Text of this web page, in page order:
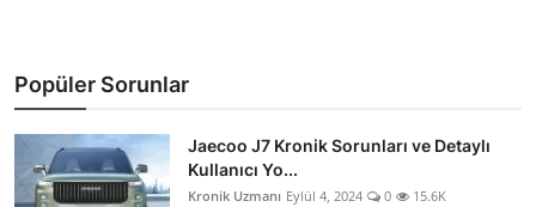
Popüler Sorunlar
Jaecoo J7 Kronik Sorunları ve Detaylı
Kullanıcı Yo...
Kronik Uzmanı Eylül 4, 2024 0 15.6K